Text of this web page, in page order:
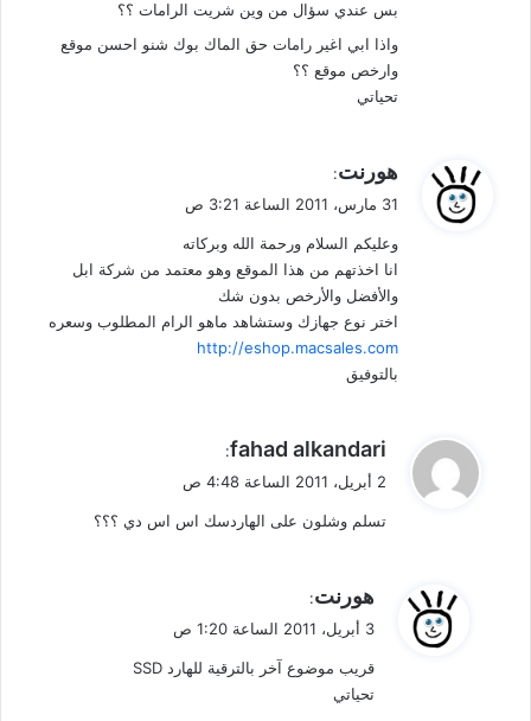
بس عندي سؤال من وين شريت الرامات ؟؟
واذا ابي اغير رامات حق الماك بوك شنو احسن موقع
وارخص موقع ؟؟
تحياتي
ل
هورنت:
31 مارس، 2011 الساعة 3:21 ص
وعليكم السلام ورحمة الله وبركاته
انا اخذتهم من هذا الموقع وهو معتمد من شركة ابل
والأفضل والأرخص بدون شك
اختر نوع جهازك وستشاهد ماهو الرام المطلوب وسعره
http://eshop.macsales.com
بالتوفيق
ي
ل
fahad alkandari
:
2 أبريل، 2011 الساعة 4:48 ص
تسلم وشلون على الهاردسك اس اس دي ؟؟؟
ل
هورنت:
3 أبريل، 2011 الساعة 1:20 ص
قريب موضوع آخر بالترقية للهارد SSD
تحياتي